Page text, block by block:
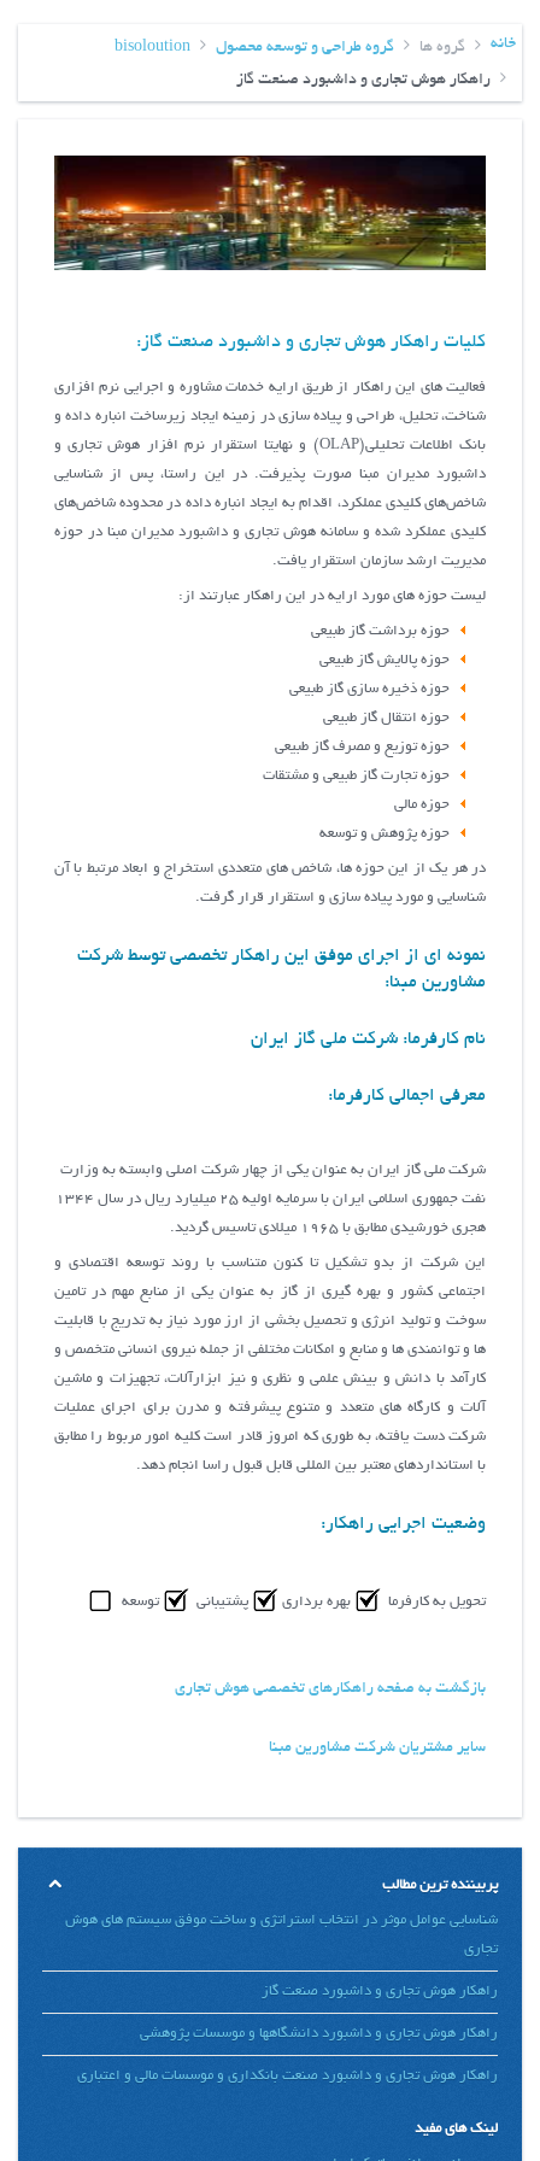
خانه گروه ها گروه طراحی و توسعه محصول
bisoloution
راهکار هوش تجاری و داشبورد صنعت گاز
کلیات راهکار هوش تجاری و داشبورد صنعت گاز:
فعالیت های این راهکار از طریق ارایه خدمات مشاوره و اجرایی نرم افزاری
شناخت، تحلیل، طراحی و پیاده سازی در زمینه ایجاد زیرساخت انباره داده و
بانک اطلاعات تحلیلی(OLAP) و نهایتا استقرار نرم افزار هوش تجاری و
داشبورد مدیران مبنا صورت پذیرفت. در این راستا، پس از شناسايي
شاخص‌هاي كليدي عملكرد، اقدام به ايجاد انباره داده در محدوده شاخص‌هاي
كليدي عملكرد شده و سامانه هوش تجاري و داشبورد مديران مبنا در حوزه
مديريت ارشد سازمان استقرار یافت.
لیست حوزه های مورد ارایه در این راهکار عبارتند از:
حوزه برداشت گاز طبیعی
حوزه پالایش گاز طبیعی
حوزه ذخیره سازی گاز طبیعی
حوزه انتقال گاز طبیعی
حوزه توزیع و مصرف گاز طبیعی
حوزه تجارت گاز طبیعی و مشتقات
حوزه مالی
حوزه پژوهش و توسعه
در هر یک از این حوزه ها، شاخص های متعددی استخراج و ابعاد مرتبط با آن
شناسایی و مورد پیاده سازی و استقرار قرار گرفت.
نمونه ای از اجرای موفق این راهکار تخصصی توسط شرکت
مشاورین مبنا:
نام کارفرما: شرکت ملی گاز ایران
معرفی اجمالی کارفرما:
شرکت ملي گاز ايران به عنوان يکي از چهار شرکت اصلي وابسته به وزارت
نفت جمهوري اسلامي ايران با سرمايه اوليه 25 ميليارد ريال در سال 1344
هجري خورشيدي مطابق با 1965 ميلادي تاسيس گرديد.
اين شرکت از بدو تشکيل تا کنون متناسب با روند توسعه اقتصادي و
اجتماعي کشور و بهره گيري از گاز به عنوان يکي از منابع مهم در تامين
سوخت و توليد انرژي و تحصيل بخشي از ارز مورد نياز به تدریج با قابليت
ها و توانمندي ها و منابع و امکانات مختلفي از جمله نيروي انساني متخصص و
کارآمد با دانش و بينش علمي و نظري و نيز ابزارآلات، تجهيزات و ماشين
آلات و کارگاه هاي متعدد و متنوع پيشرفته و مدرن براي اجراي عمليات
شرکت دست يافته، به طوري که امروز قادر است کليه امور مربوط را مطابق
با استانداردهاي معتبر بين المللي قابل قبول راسا انجام دهد.
وضعیت اجرایی راهکار:
تحویل به کارفرما بهره برداری پشتیبانی توسعه
بازگشت به صفحه راهکارهای تخصصی هوش تجاری
سایر مشتریان شرکت مشاورین مبنا
پربیننده ترین مطالب
شناسایی عوامل موثر در انتخاب استراتژی و ساخت موفق سیستم های هوش
تجاری
راهکار هوش تجاری و داشبورد صنعت گاز
راهکار هوش تجاری و داشبورد دانشگاهها و موسسات پژوهشی
راهکار هوش تجاری و داشبورد صنعت بانکداری و موسسات مالی و اعتباری
لینک های مفید